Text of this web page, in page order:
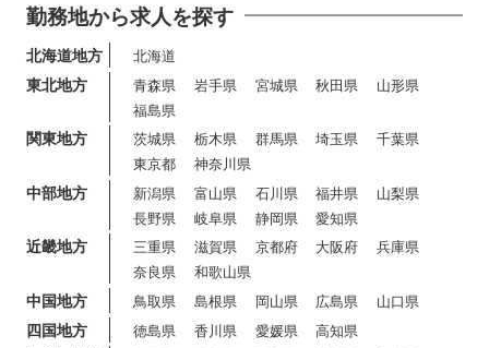
勤務地から求人を探す
北海道地方 北海道
東北地方 青森県 岩手県 宮城県 秋田県
山形県
福島県
関東地方 茨城県 栃木県 群馬県 埼玉県
千葉県
東京都
神奈川県
中部地方 新潟県 富山県 石川県 福井県
山梨県
長野県
岐阜県 静岡県 愛知県
近畿地方 三重県 滋賀県 京都府 大阪府
兵庫県
奈良県
和歌山県
中国地方 鳥取県 島根県 岡山県 広島県 山口県
四国地方 徳島県 香川県 愛媛県 高知県